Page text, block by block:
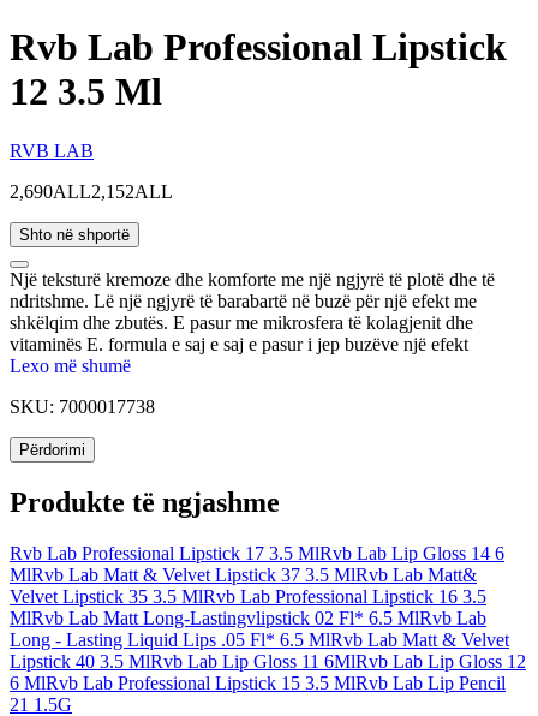
Rvb Lab Professional Lipstick
12 3.5 Ml
RVB LAB
2,690ALL2,152ALL
Shto në shportë
Një teksturë kremoze dhe komforte me një ngjyrë të plotë dhe të
ndritshme. Lë një ngjyrë të barabartë në buzë për një efekt me
shkëlqim dhe zbutës. E pasur me mikrosfera të kolagjenit dhe
vitaminës E. formula e saj e saj e pasur i jep buzëve një efekt
voluminizues.
Lexo më shumë
SKU: 7000017738
Përdorimi
Produkte të ngjashme
Rvb Lab Professional Lipstick 17 3.5 MlRvb Lab Lip Gloss 14 6
MlRvb Lab Matt & Velvet Lipstick 37 3.5 MlRvb Lab Matt&
Velvet Lipstick 35 3.5 MlRvb Lab Professional Lipstick 16 3.5
MlRvb Lab Matt Long-Lastingvlipstick 02 Fl* 6.5 MlRvb Lab
Long - Lasting Liquid Lips .05 Fl* 6.5 MlRvb Lab Matt & Velvet
Lipstick 40 3.5 MlRvb Lab Lip Gloss 11 6MlRvb Lab Lip Gloss 12
6 MlRvb Lab Professional Lipstick 15 3.5 MlRvb Lab Lip Pencil
21 1.5G